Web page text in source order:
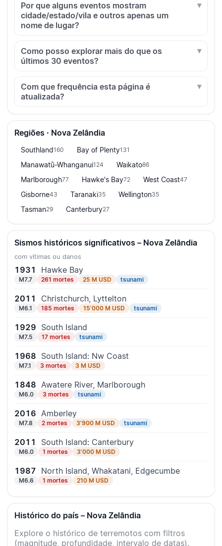
Por que alguns eventos mostram
cidade/estado/vila e outros apenas um
nome de lugar?
Como posso explorar mais do que os
últimos 30 eventos?
Com que frequência esta página é
atualizada?
Regiões · Nova Zelândia
Southland160 Bay of Plenty131
Manawatū-Whanganui124 Waikato86
Marlborough77 Hawke's Bay72 West Coast47
Gisborne43 Taranaki35 Wellington35
Tasman29 Canterbury27
Sismos históricos significativos – Nova Zelândia
com vítimas ou danos
1931 Hawke Bay
M7.7 261 mortes 25 M USD tsunami
2011 Christchurch, Lyttelton
M6.1 185 mortes 15'000 M USD tsunami
1929 South Island
M7.5 17 mortes tsunami
1968 South Island: Nw Coast
M7.1 3 mortes 3 M USD
1848 Awatere River, Marlborough
M6.0 3 mortes tsunami
2016 Amberley
M7.8 2 mortes 3'900 M USD tsunami
2011 South Island: Canterbury
M6.0 1 mortes 3'000 M USD
1987 North Island, Whakatani, Edgecumbe
M6.6 1 mortes 210 M USD
Histórico do país – Nova Zelândia
Explore o histórico de terremotos com filtros
(magnitude, profundidade, intervalo de datas).